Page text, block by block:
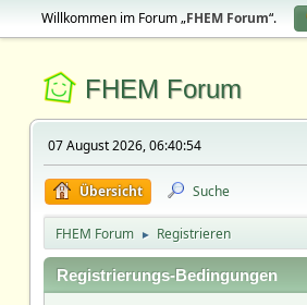
Willkommen im Forum „FHEM Forum“.
FHEM Forum
07 August 2026, 06:40:54
Übersicht Suche
FHEM Forum ► Registrieren
Registrierungs-Bedingungen